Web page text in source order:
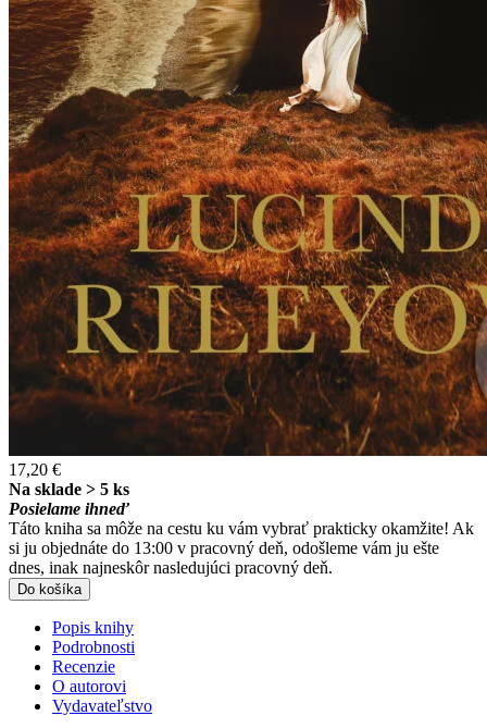
17,20 €
Na sklade > 5 ks
Posielame ihneď
Táto kniha sa môže na cestu ku vám vybrať prakticky okamžite! Ak
si ju objednáte do 13:00 v pracovný deň, odošleme vám ju ešte
dnes, inak najneskôr nasledujúci pracovný deň.
Do košíka
Popis knihy
Podrobnosti
Recenzie
O autorovi
Vydavateľstvo